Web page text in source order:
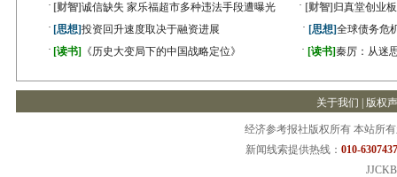
· [财智]诚信缺失 家乐福超市多种违法手段遭曝光 · [财智] 归真堂创业
· [思想]投资回升速度取决于融资进展 · [思想]全球债务危
· [读书] 《历史大变局下的中国战略定位》 · [读书]秦厉：从迷
关于我们 版权
经济参考报社版权所有 本站所
新闻线索提供热线： 010-